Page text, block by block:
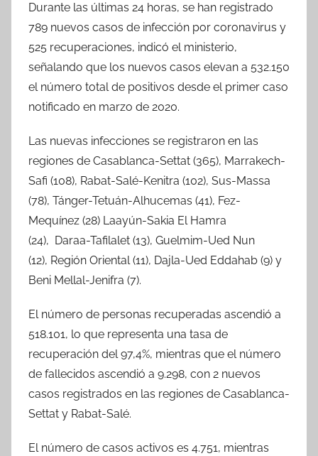
Durante las últimas 24 horas, se han registrado
789 nuevos casos de infección por coronavirus y
525 recuperaciones, indicó el ministerio,
señalando que los nuevos casos elevan a 532.150
el número total de positivos desde el primer caso
notificado en marzo de 2020.
Las nuevas infecciones se registraron en las
regiones de Casablanca-Settat (365), Marrakech-
Safi (108), Rabat-Salé-Kenitra (102), Sus-Massa
(78), Tánger-Tetuán-Alhucemas (41), Fez-
Mequínez (28) Laayún-Sakia El Hamra
(24), Daraa-Tafilalet (13), Guelmim-Ued Nun
(12), Región Oriental (11), Dajla-Ued Eddahab (9) y
Beni Mellal-Jenifra (7).
El número de personas recuperadas ascendió a
518.101, lo que representa una tasa de
recuperación del 97,4%, mientras que el número
de fallecidos ascendió a 9.298, con 2 nuevos
casos registrados en las regiones de Casablanca-
Settat y Rabat-Salé.
El número de casos activos es 4.751, mientras